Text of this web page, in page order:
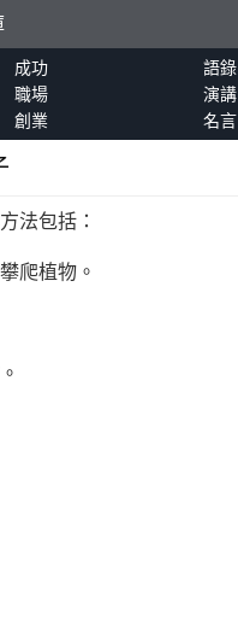
成功 語錄
職場 演講
創業 名言
法包括：
爬植物。